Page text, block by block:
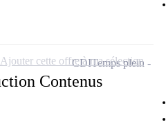
Contenus
CDITemps plein
Ajouter cette offre à ma sélection